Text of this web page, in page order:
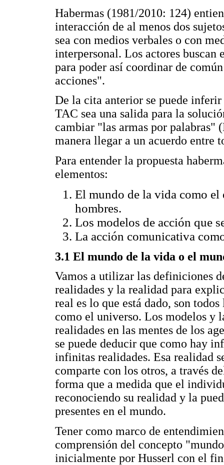
Habermas (1981/2010: 124)
interacción de al menos dos
sea con medios verbales o con
interpersonal. Los actores buscan
para poder así coordinar de
acciones".
De la cita anterior se puede
TAC sea una salida para la
cambiar "las armas por palabras"
manera llegar a un acuerdo entre
Para entender la propuesta
elementos:
El mundo de la vida como el
hombres.
Los modelos de acción que
La acción comunicativa
3.1 El mundo de la vida o el
Vamos a utilizar las definiciones
realidades y la realidad para
real es lo que está dado, son
como el universo. Los modelos y
realidades en las mentes de los
se puede deducir que como hay
infinitas realidades. Esa realidad
comparte con los otros, a través
forma que a medida que el
reconociendo su realidad y la
presentes en el mundo.
Tener como marco de
comprensión del concepto
inicialmente por Husserl con el